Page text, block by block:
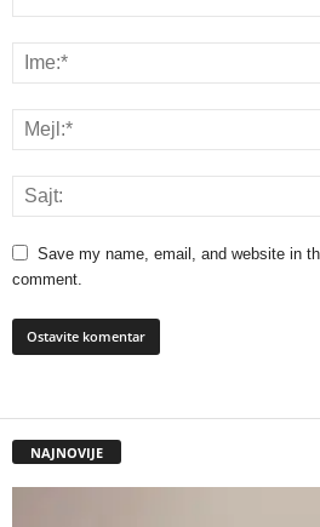
Save my name, email, and website in
comment.
NAJNOVIJE